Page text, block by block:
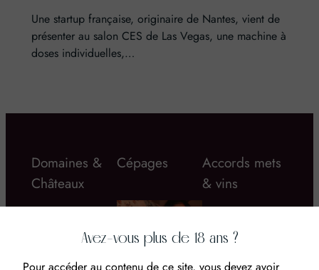
Une startup française, originaire de Nantes, vient de
présenter au salon CES de Las Vegas, une machine à
doses individuelles,…
Domaines &
Châteaux
Cépages
Accords mets
& vins
Avez-vous plus de 18 ans ?
Pour accéder au contenu de ce site, vous devez avoir